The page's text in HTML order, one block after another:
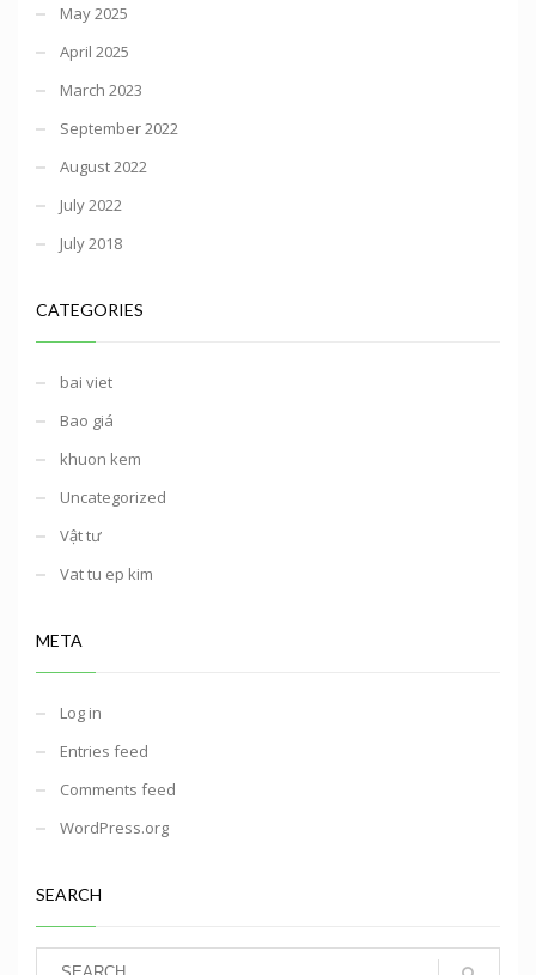
May 2025
April 2025
March 2023
September 2022
August 2022
July 2022
July 2018
CATEGORIES
bai viet
Bao giá
khuon kem
Uncategorized
Vật tư
Vat tu ep kim
META
Log in
Entries feed
Comments feed
WordPress.org
SEARCH